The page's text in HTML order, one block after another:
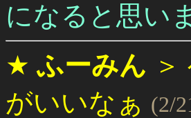
になると思い
★ふーみん ＞
がいいなぁ (2/